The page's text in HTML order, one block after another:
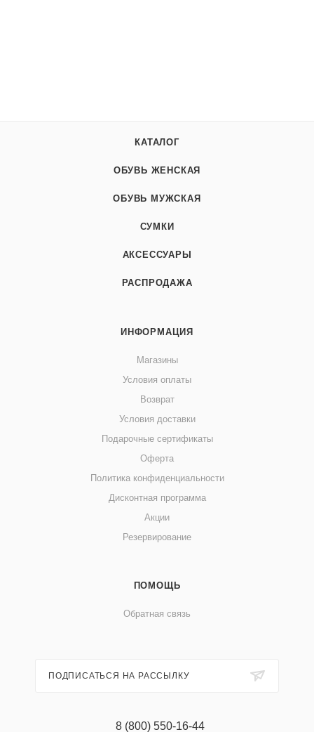
КАТАЛОГ
ОБУВЬ ЖЕНСКАЯ
ОБУВЬ МУЖСКАЯ
СУМКИ
АКСЕССУАРЫ
РАСПРОДАЖА
ИНФОРМАЦИЯ
Магазины
Условия оплаты
Возврат
Условия доставки
Подарочные сертификаты
Оферта
Политика конфиденциальности
Дисконтная программа
Акции
Резервирование
ПОМОЩЬ
Обратная связь
ПОДПИСАТЬСЯ НА РАССЫЛКУ
8 (800) 550-16-44